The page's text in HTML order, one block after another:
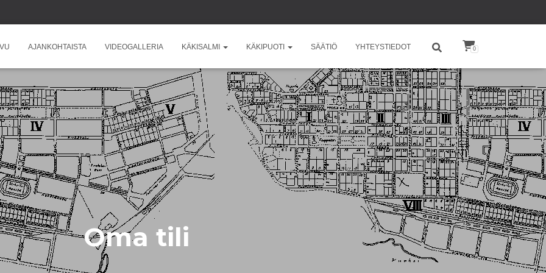
AJANKOHTAISTA VIDEOGALLERIA KÄKISALMI KÄKIPUOTI SÄÄTIÖ YHTEYSTIEDOT 0
Oma tili